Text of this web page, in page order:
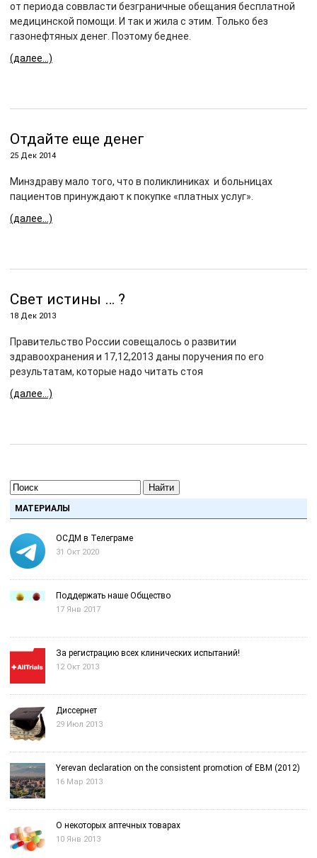
от периода соввласти безграничные обещания бесплатной
медицинской помощи. И так и жила с этим. Только без
газонефтяных денег. Поэтому беднее.
(далее…)
Отдайте еще денег
25 Дек 2014
Минздраву мало того, что в поликлиниках и больницах
пациентов принуждают к покупке «платных услуг».
(далее…)
Свет истины … ?
18 Дек 2013
Правительство России совещалось о развитии
здравоохранения и 17,12,2013 даны поручения по его
результатам, которые надо читать стоя
(далее…)
Найти
МАТЕРИАЛЫ
ОСДМ в Телеграме
31 Окт 2020
Поддержать наше Общество
17 Янв 2017
За регистрацию всех клинических испытаний!
12 Окт 2013
Диссернет
29 Июл 2013
Yerevan declaration on the consistent promotion of EBM (2012)
16 Мар 2013
О некоторых аптечных товарах
10 Янв 2013